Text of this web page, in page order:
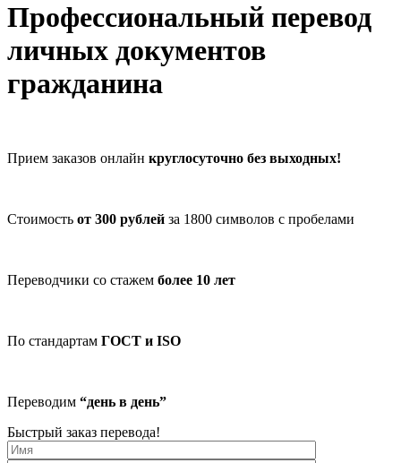
Профессиональный перевод
личных документов
гражданина
Прием заказов онлайн круглосуточно без выходных!
Стоимость от 300 рублей за 1800 символов с пробелами
Переводчики со стажем более 10 лет
По стандартам ГОСТ и ISO
Переводим “день в день”
Быстрый заказ перевода!